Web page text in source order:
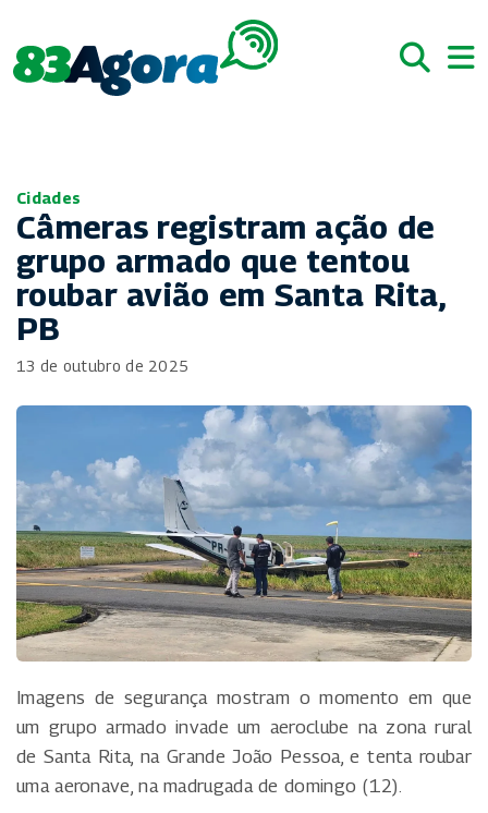
Cidades
Câmeras registram ação de
grupo armado que tentou
roubar avião em Santa Rita,
PB
13 de outubro de 2025
Imagens de segurança mostram o momento em que
um grupo armado invade um aeroclube na zona rural
de Santa Rita, na Grande João Pessoa, e tenta roubar
uma aeronave, na madrugada de domingo (12).